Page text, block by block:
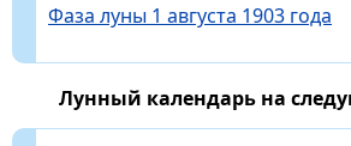
Фаза луны 1 августа 1903 года
Лунный календарь на